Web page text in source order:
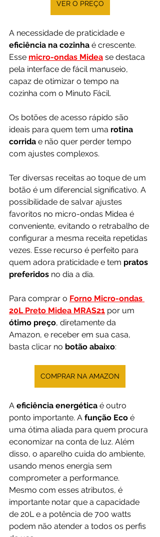
VER O PREÇO
A necessidade de praticidade e
eficiência na cozinha é crescente.
Esse micro-ondas Midea se destaca
pela interface de fácil manuseio,
capaz de otimizar o tempo na
cozinha com o Minuto Fácil.
Os botões de acesso rápido são
ideais para quem tem uma rotina
corrida e não quer perder tempo
com ajustes complexos.
Ter diversas receitas ao toque de um
botão é um diferencial significativo. A
possibilidade de salvar ajustes
favoritos no micro-ondas Midea é
conveniente, evitando o retrabalho de
configurar a mesma receita repetidas
vezes. Esse recurso é perfeito para
quem adora praticidade e tem pratos
preferidos no dia a dia.
Para comprar o Forno Micro-ondas
20L Preto Midea MRAS21 por um
ótimo preço, diretamente da
Amazon, e receber em sua casa,
basta clicar no botão abaixo:
COMPRAR NA AMAZON
A eficiência energética é outro
ponto importante. A função Eco é
uma ótima aliada para quem procura
economizar na conta de luz. Além
disso, o aparelho cuida do ambiente,
usando menos energia sem
comprometer a performance.
Mesmo com esses atributos, é
importante notar que a capacidade
de 20L e a potência de 700 watts
podem não atender a todos os perfis